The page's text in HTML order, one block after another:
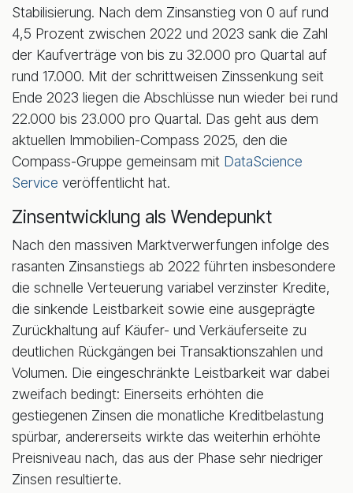
Stabilisierung. Nach dem Zinsanstieg von 0 auf rund
4,5 Prozent zwischen 2022 und 2023 sank die Zahl
der Kaufverträge von bis zu 32.000 pro Quartal auf
rund 17.000. Mit der schrittweisen Zinssenkung seit
Ende 2023 liegen die Abschlüsse nun wieder bei rund
22.000 bis 23.000 pro Quartal. Das geht aus dem
aktuellen Immobilien-Compass 2025, den die
Compass-Gruppe gemeinsam mit DataScience
Service veröffentlicht hat.
Zinsentwicklung als Wendepunkt
Nach den massiven Marktverwerfungen infolge des
rasanten Zinsanstiegs ab 2022 führten insbesondere
die schnelle Verteuerung variabel verzinster Kredite,
die sinkende Leistbarkeit sowie eine ausgeprägte
Zurückhaltung auf Käufer- und Verkäuferseite zu
deutlichen Rückgängen bei Transaktionszahlen und
Volumen. Die eingeschränkte Leistbarkeit war dabei
zweifach bedingt: Einerseits erhöhten die
gestiegenen Zinsen die monatliche Kreditbelastung
spürbar, andererseits wirkte das weiterhin erhöhte
Preisniveau nach, das aus der Phase sehr niedriger
Zinsen resultierte.